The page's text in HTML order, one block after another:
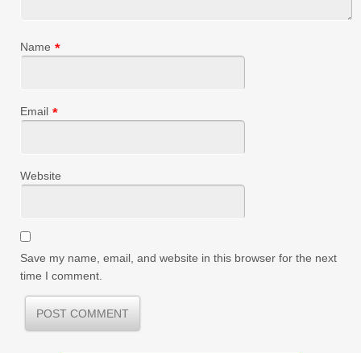
Name *
Email *
Website
Save my name, email, and website in this browser for the next
time I comment.